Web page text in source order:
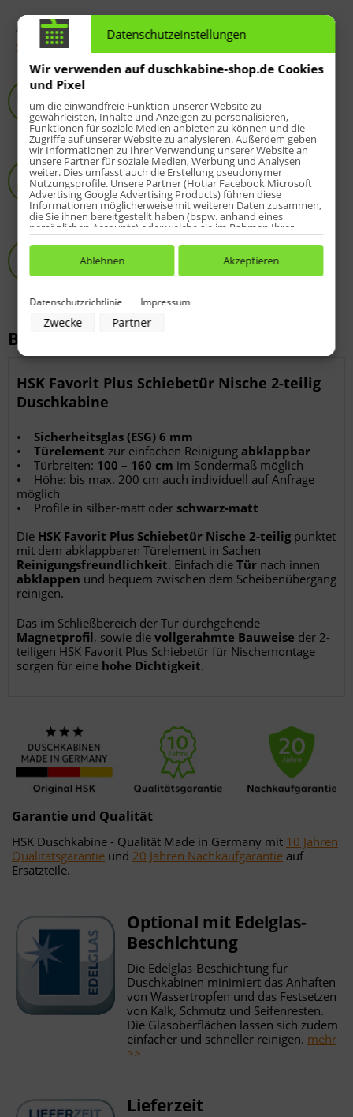
Artikel-Nr.:
3522120
Fragen zum Artikel?
Service-Hotline
8 - 20 Uhr: 05258-973812
Fragen? Einfach anrufen :-)
HSK-Spezialist
Online-Shop seit 2009
über 10.000 zufriedene Kunden
Passgenauigkeit
Original HSK-Produkte
Fragen?05258-973812
Beschreibung
HSK Favorit Plus Schiebetür Nische 2-teilig
Duschkabine
• Sicherheitsglas (ESG) 6 mm
• Türelement zur einfachen Reinigung abklappbar
• Türbreiten: 100 – 160 cm im Sondermaß möglich
• Höhe: bis max. 200 cm auch individuell auf Anfrage
möglich
• Profile in silber-matt oder schwarz-matt
Die HSK Favorit Plus Schiebetür Nische 2-teilig punktet
mit dem abklappbaren Türelement in Sachen
Reinigungsfreundlichkeit. Einfach die Tür nach innen
abklappen und bequem zwischen dem Scheibenübergang
reinigen.
Das im Schließbereich der Tür durchgehende
Magnetprofil, sowie die vollgerahmte Bauweise der 2-
teiligen HSK Favorit Plus Schiebetür für Nischemontage
sorgen für eine hohe Dichtigkeit.
Garantie und Qualität
HSK Duschkabine - Qualität Made in Germany mit 10 Jahren
Qualitätsgarantie und 20 Jahren Nachkaufgarantie auf
Ersatzteile.
Optional mit Edelglas-
Beschichtung
Die Edelglas-Beschichtung für
Duschkabinen minimiert das Anhaften
von Wassertropfen und das Festsetzen
von Kalk, Schmutz und Seifenresten.
Die Glasoberflächen lassen sich zudem
einfacher und schneller reinigen. mehr
>>
Lieferzeit
Datenschutzeinstellungen
Wir verwenden auf duschkabine-shop.de Cookies
und Pixel
um die einwandfreie Funktion unserer Website zu
gewährleisten, Inhalte und Anzeigen zu personalisieren,
Funktionen für soziale Medien anbieten zu können und die
Zugriffe auf unserer Website zu analysieren. Außerdem geben
wir Informationen zu Ihrer Verwendung unserer Website an
unsere Partner für soziale Medien, Werbung und Analysen
weiter. Dies umfasst auch die Erstellung pseudonymer
Nutzungsprofile. Unsere Partner (Hotjar Facebook Microsoft
Advertising Google Advertising Products) führen diese
Informationen möglicherweise mit weiteren Daten zusammen,
die Sie ihnen bereitgestellt haben (bspw. anhand eines
persönlichen Accounts) oder welche sie im Rahmen Ihrer
Nutzung der Dienste gesammelt haben (bspw. Nutzungsdaten
anderer Geräte). Ihre Einwilligung zur Nutzung von Cookies
und Pixeln können Sie jederzeit widerrufen, indem Sie auf den
Datenschutz-Button links unten klicken und dort die
Zwecke der Datenverarbeitung durch unsere Partner:
Speichern von oder Zugriff auf Informationen auf einem Endgerät
Verwendung von Profilen zur Auswahl personalisierter Werbung
Verwendung von Profilen zur Auswahl personalisierter Inhalte
Messung der Werbeleistung
Messung der Performance von Inhalten
Daten aus verschiedenen Quellen
Entwicklung und Verbesserung der Angebote
Verwendung reduzierter Daten zur Auswahl von Inhalten
Besondere Features:
Verwendung genauer Standortdaten
Endgeräteeigenschaften zur Identifikation aktiv abfragen
Datenschutzrichtlinie Impressum
Zwecke Partner
Ablehnen Akzeptieren